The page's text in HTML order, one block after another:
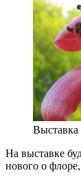
Выставка
На выставке
нового о